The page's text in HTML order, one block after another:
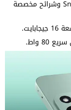
اداء قوي بفضل معالج Snapdragon 8s Gen 4 وشرائح مخصصة